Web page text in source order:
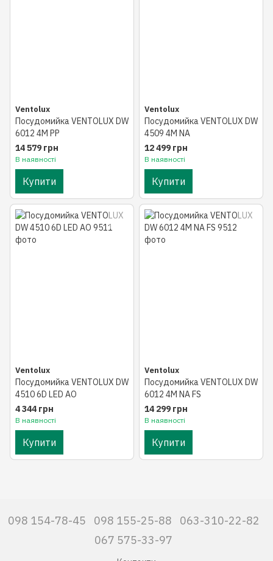
Ventolux
Посудомийка VENTOLUX DW
6012 4M PP
14 579 грн
В наявності
Купити
Ventolux
Посудомийка VENTOLUX DW
4509 4M NA
12 499 грн
В наявності
Купити
Ventolux
Посудомийка VENTOLUX DW
4510 6D LED AO
4 344 грн
В наявності
Купити
Ventolux
Посудомийка VENTOLUX DW
6012 4М NA FS
14 299 грн
В наявності
Купити
098 154-78-45 098 155-25-88
063-310-22-82
067 575-33-97